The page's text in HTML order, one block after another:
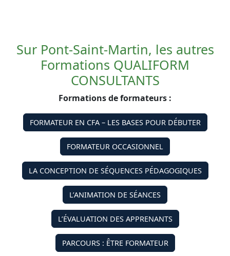
Sur Pont-Saint-Martin, les autres
Formations QUALIFORM
CONSULTANTS
Formations de formateurs :
FORMATEUR EN CFA – LES BASES POUR DÉBUTER
FORMATEUR OCCASIONNEL
LA CONCEPTION DE SÉQUENCES PÉDAGOGIQUES
L’ANIMATION DE SÉANCES
L’ÉVALUATION DES APPRENANTS
PARCOURS : ÊTRE FORMATEUR